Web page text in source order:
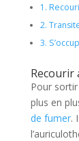
1.
2.
3.
Recourir
Pour
plus en
de fumer.